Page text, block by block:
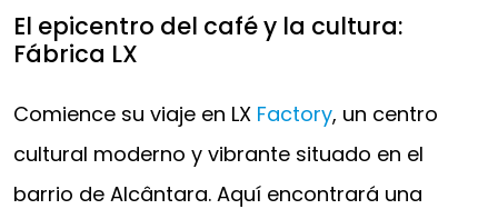
El epicentro del café y la cultura:
Fábrica LX
Comience su viaje en LX Factory, un centro
cultural moderno y vibrante situado en el
barrio de Alcântara. Aquí encontrará una